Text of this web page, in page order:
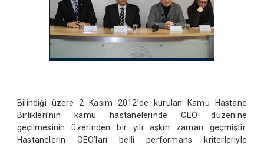
Bilindiği üzere 2 Kasım 2012’de kurulan Kamu Hastane
Birlikleri’nin kamu hastanelerinde CEO düzenine
geçilmesinin üzerinden bir yılı aşkın zaman geçmiştir.
Hastanelerin CEO’ları belli performans kriterleriyle